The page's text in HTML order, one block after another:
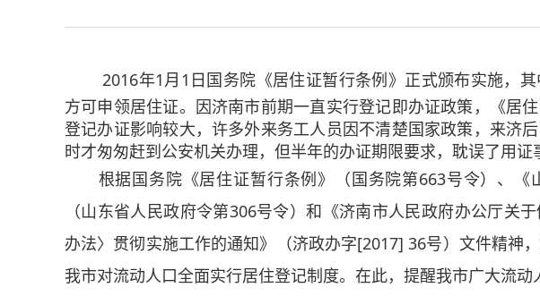
2016年1月1日国务院《居住证暂行条例》正式颁布实施，其
方可申领居住证。因济南市前期一直实行登记即办证政策，《居
登记办证影响较大，许多外来务工人员因不清楚国家政策，来济
时才匆匆赶到公安机关办理，但半年的办证期限要求，耽误了用证
根据国务院《居住证暂行条例》（国务院第663号令）、《
（山东省人民政府令第306号令）和《济南市人民政府办公厅关
办法〉贯彻实施工作的通知》（济政办字[2017] 36号）文件精神
我市对流动人口全面实行居住登记制度。在此，提醒我市广大流动